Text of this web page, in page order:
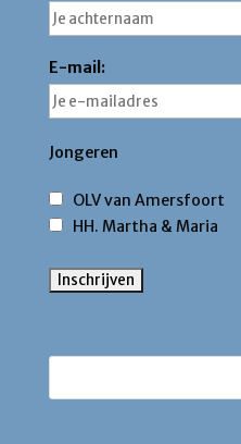
E-mail:
Jongeren
OLV van Amersfoort
HH. Martha & Maria